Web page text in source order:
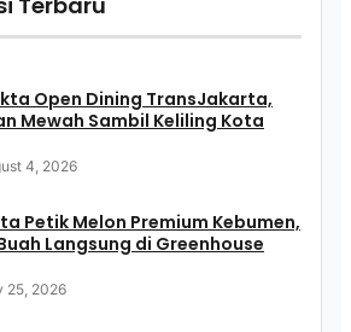
Open Dining TransJakarta,
Mewah Sambil Keliling Kota
4, 2026
Petik Melon Premium Kebumen,
Langsung di Greenhouse
25, 2026